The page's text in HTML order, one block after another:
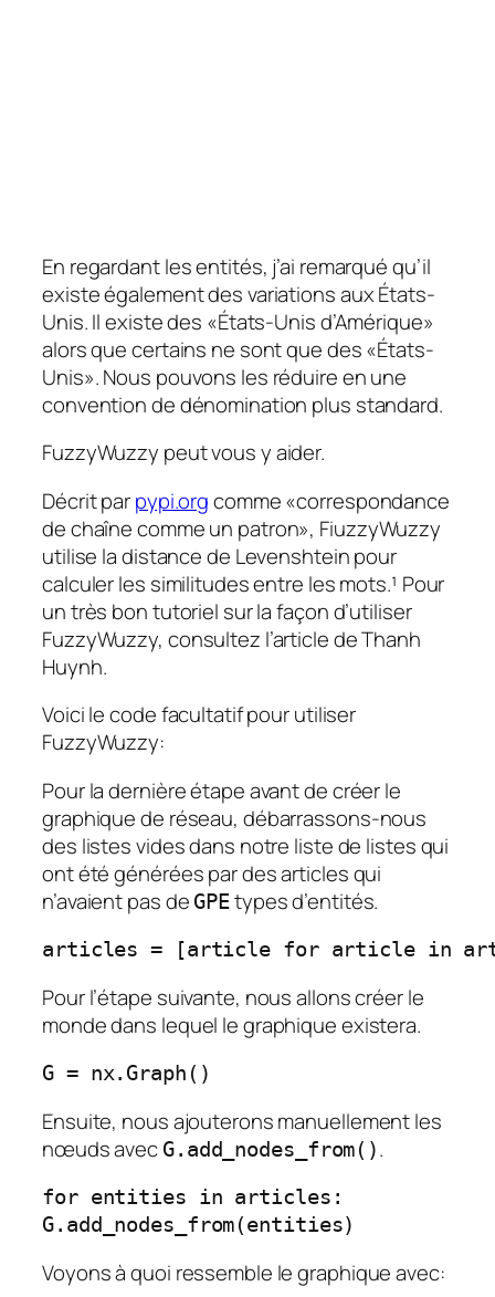
En regardant les entités, j’ai remarqué qu’il
existe également des variations aux États-
Unis. Il existe des «États-Unis d’Amérique»
alors que certains ne sont que des «États-
Unis». Nous pouvons les réduire en une
convention de dénomination plus standard.
FuzzyWuzzy peut vous y aider.
Décrit parpypi.orgcomme «correspondance
de chaîne comme un patron», FiuzzyWuzzy
utilise la distance de Levenshtein pour
calculer les similitudes entre les mots.¹ Pour
un très bon tutoriel sur la façon d’utiliser
FuzzyWuzzy, consultez l’article de Thanh
Huynh.
Voici le code facultatif pour utiliser
FuzzyWuzzy:
Pour la dernière étape avant de créer le
graphique de réseau, débarrassons-nous
des listes vides dans notre liste de listes qui
ont été générées par des articles qui
n’avaient pas de GPEtypes d’entités.
articles = [article for article in
Pour l’étape suivante, nous allons créer le
monde dans lequel le graphique existera.
G = nx.Graph()
Ensuite, nous ajouterons manuellement les
nœuds avec G.add_nodes_from().
for entities in articles:
G.add_nodes_from(entities)
Voyons à quoi ressemble le graphique avec: